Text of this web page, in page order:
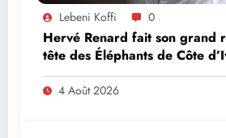
Lebeni Koffi 0
Hervé Renard fait son grand
tête des Éléphants de Côte
4 Août 2026